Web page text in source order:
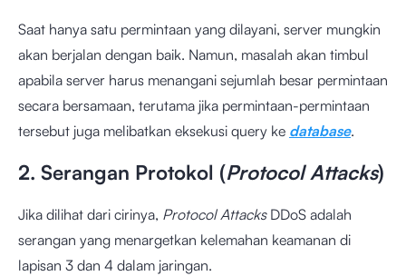
Saat hanya satu permintaan yang dilayani, server mungkin
akan berjalan dengan baik. Namun, masalah akan timbul
apabila server harus menangani sejumlah besar permintaan
secara bersamaan, terutama jika permintaan-permintaan
tersebut juga melibatkan eksekusi query ke database.
2. Serangan Protokol (Protocol Attacks)
Jika dilihat dari cirinya, Protocol AttacksDDoS adalah
serangan yang menargetkan kelemahan keamanan di
lapisan 3 dan 4 dalam jaringan.